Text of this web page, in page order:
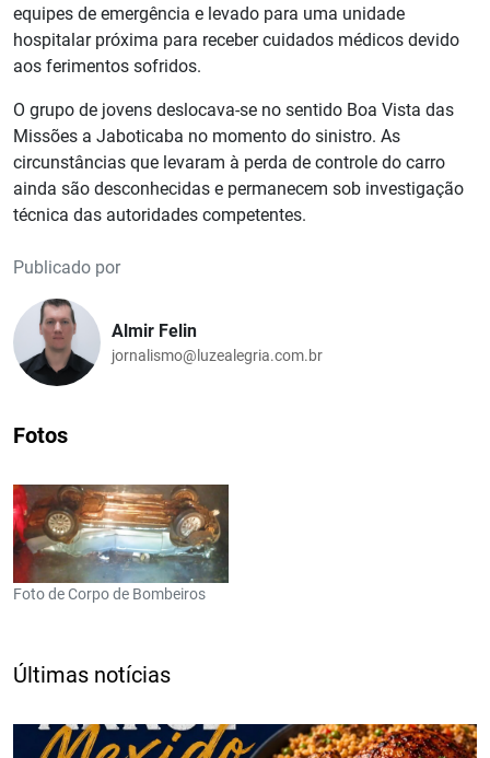
equipes de emergência e levado para uma unidade
hospitalar próxima para receber cuidados médicos devido
aos ferimentos sofridos.
O grupo de jovens deslocava-se no sentido Boa Vista das
Missões a Jaboticaba no momento do sinistro. As
circunstâncias que levaram à perda de controle do carro
ainda são desconhecidas e permanecem sob investigação
técnica das autoridades competentes.
Publicado por
Almir Felin
jornalismo@luzealegria.com.br
Fotos
Foto de Corpo de Bombeiros
Últimas notícias